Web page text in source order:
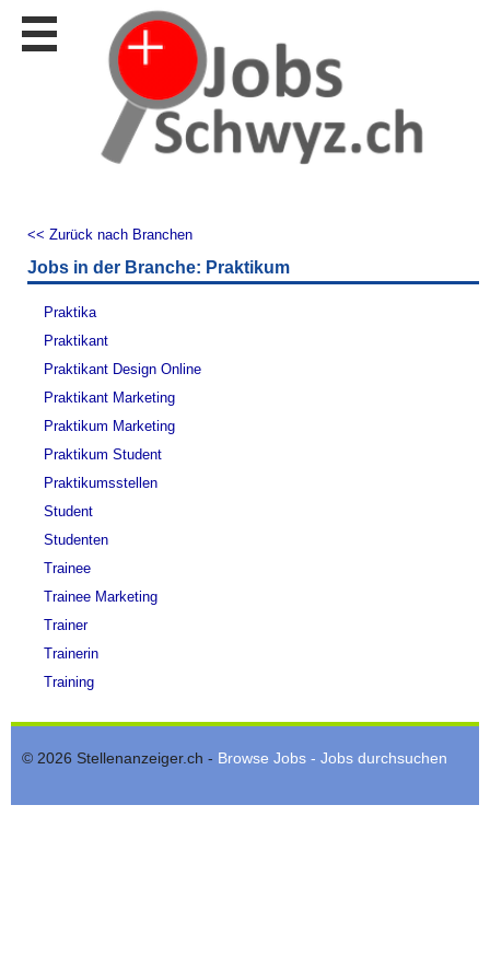
Stellen
Personalberatungen
WERBUNG
publizieren
JOB-
Lehrstellen
Lehrstellen
inserieren
<< Zurück nach Branchen
Jobs in der Branche: Praktikum
Praktika
Praktikant
Praktikant Design Online
Praktikant Marketing
Praktikum Marketing
Praktikum Student
Praktikumsstellen
Student
Studenten
Trainee
Trainee Marketing
Trainer
Trainerin
Training
© 2026 Stellenanzeiger.ch - Browse Jobs - Jobs durchsuchen